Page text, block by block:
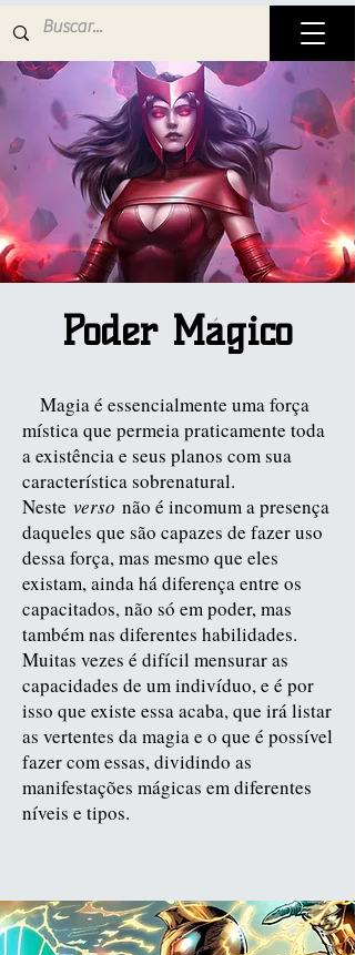
Poder Mágico
Magia é essencialmente uma força
mística que permeia praticamente toda
a existência e seus planos com sua
característica sobrenatural.
Neste verso não é incomum a presença
daqueles que são capazes de fazer uso
dessa força, mas mesmo que eles
existam, ainda há diferença entre os
capacitados, não só em poder, mas
também nas diferentes habilidades.
Muitas vezes é difícil mensurar as
capacidades de um indivíduo, e é por
isso que existe essa acaba, que irá listar
as vertentes da magia e o que é possível
fazer com essas, dividindo as
manifestações mágicas em diferentes
níveis e tipos.